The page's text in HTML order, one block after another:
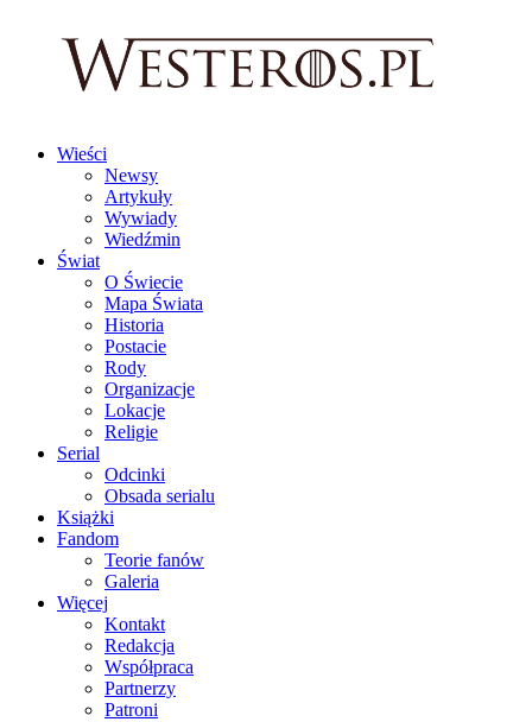
Wieści
Newsy
Artykuły
Wywiady
Wiedźmin
Świat
O Świecie
Mapa Świata
Historia
Postacie
Rody
Organizacje
Lokacje
Religie
Serial
Odcinki
Obsada serialu
Książki
Fandom
Teorie fanów
Galeria
Więcej
Kontakt
Redakcja
Współpraca
Partnerzy
Patroni